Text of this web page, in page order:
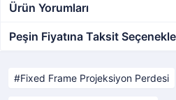
Ürün Yorumları
Peşin Fiyatına Taksit
Fixed Frame Projeksiyon Perdesi